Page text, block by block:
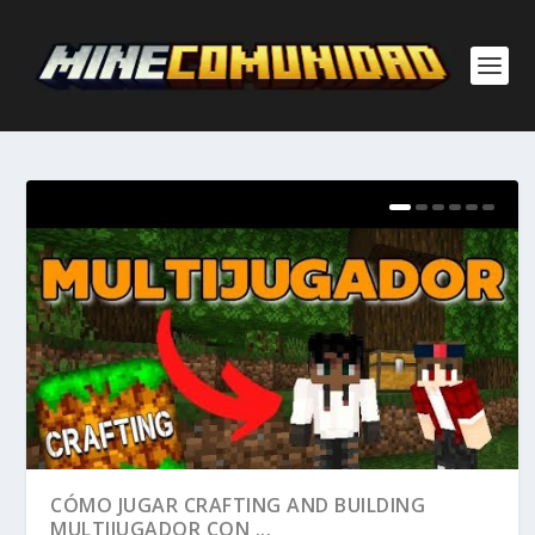
CÓMO JUGAR CRAFTING AND BUILDING
MULTIJUGADOR CON ...